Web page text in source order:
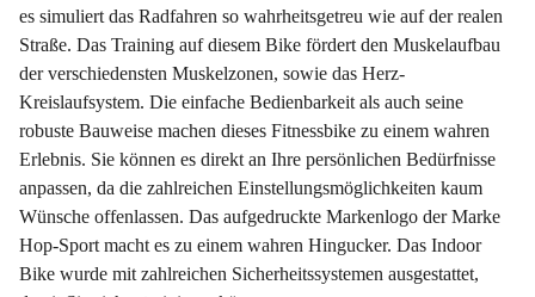
es simuliert das Radfahren so wahrheitsgetreu wie auf der realen
Straße. Das Training auf diesem Bike fördert den Muskelaufbau
der verschiedensten Muskelzonen, sowie das Herz-
Kreislaufsystem. Die einfache Bedienbarkeit als auch seine
robuste Bauweise machen dieses Fitnessbike zu einem wahren
Erlebnis. Sie können es direkt an Ihre persönlichen Bedürfnisse
anpassen, da die zahlreichen Einstellungsmöglichkeiten kaum
Wünsche offenlassen. Das aufgedruckte Markenlogo der Marke
Hop-Sport macht es zu einem wahren Hingucker. Das Indoor
Bike wurde mit zahlreichen Sicherheitssystemen ausgestattet,